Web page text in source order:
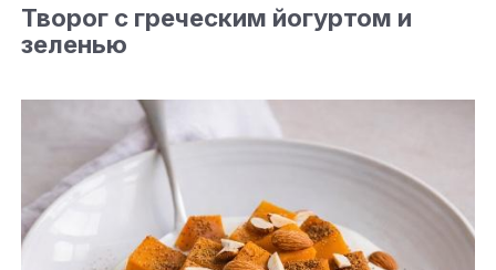
Творог с греческим йогуртом и
зеленью